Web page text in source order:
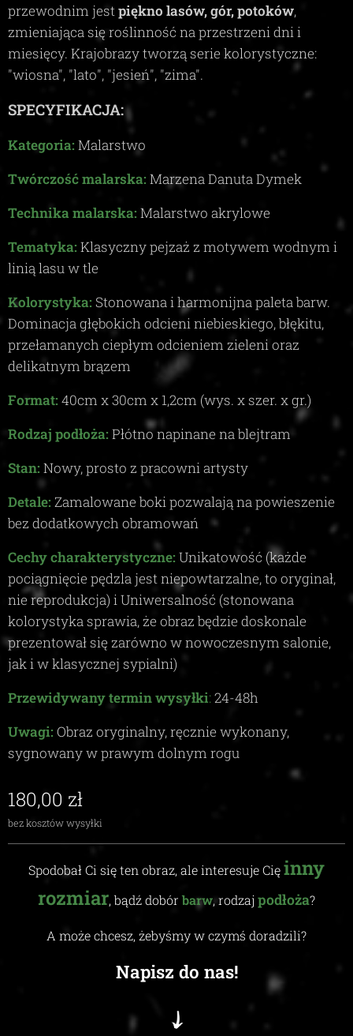
przewodnim jestpiękno lasów, gór, potoków,
zmieniająca się roślinność na przestrzeni dni i
miesięcy. Krajobrazy tworzą serie kolorystyczne:
"wiosna", "lato", "jesień", "zima".
SPECYFIKACJA:
Kategoria: Malarstwo
Twórczość malarska: Marzena Danuta Dymek
Technika malarska: Malarstwo akrylowe
Tematyka: Klasyczny pejzaż z motywem wodnym i
linią lasu w tle
Kolorystyka: Stonowana i harmonijna paleta barw.
Dominacja głębokich odcieni niebieskiego, błękitu,
przełamanych ciepłym odcieniem zieleni oraz
delikatnym brązem
Format: 40cm x 30cm x1,2cm (wys. x szer. x gr.)
Rodzaj podłoża: Płótno napinane na blejtram
Stan: Nowy, prosto z pracowni artysty
Detale: Zamalowane boki pozwalają na powieszenie
bez dodatkowych obramowań
Cechy charakterystyczne: Unikatowość (każde
pociągnięcie pędzla jest niepowtarzalne, to oryginał,
nie reprodukcja) i Uniwersalność (stonowana
kolorystyka sprawia, że obraz będzie doskonale
prezentował się zarówno w nowoczesnym salonie,
jak i w klasycznej sypialni)
Przewidywany termin wysyłki:24-48h
Uwagi: Obraz oryginalny, ręcznie wykonany,
sygnowany w prawym dolnym rogu
180,00 zł
bez kosztów wysyłki
Spodobał Ci się ten obraz, ale interesuje Cięinny
rozmiar, bądź dobór barw, rodzaj podłoża?
A może chcesz, żebyśmy w czymś doradzili?
Napisz do nas!